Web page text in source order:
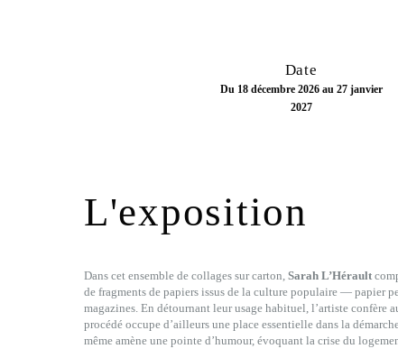
Date
Du 18 décembre 2026 au 27 janvier
2027
L'exposition
Dans cet ensemble de collages sur carton, Sarah L’Hérault
de fragments de papiers issus de la culture populaire — papier
magazines. En détournant leur usage habituel, l’artiste confère
procédé occupe d’ailleurs une place essentielle dans la
même amène une pointe d’humour, évoquant la crise du